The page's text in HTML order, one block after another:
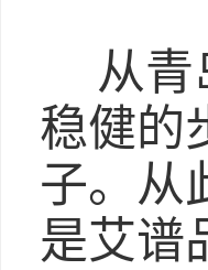
从青
稳健的
子。从
是艾谱